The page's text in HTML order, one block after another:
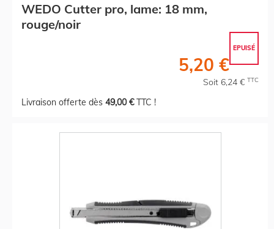
WEDO Cutter pro, lame: 18 mm,
rouge/noir
EPUISÉ
5,20 €
Soit 6,24 € TTC
Livraison offerte dès 49,00 €TTC !